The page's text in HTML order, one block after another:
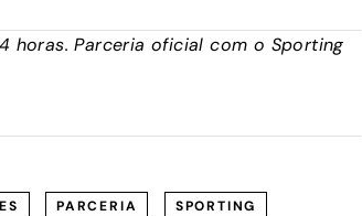
horas. Parceria oficial com o Sporting
PARCERIA SPORTING